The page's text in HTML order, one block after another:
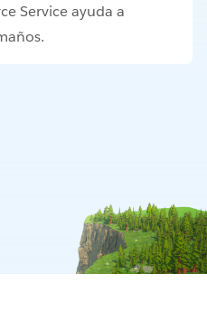
Service ayuda a